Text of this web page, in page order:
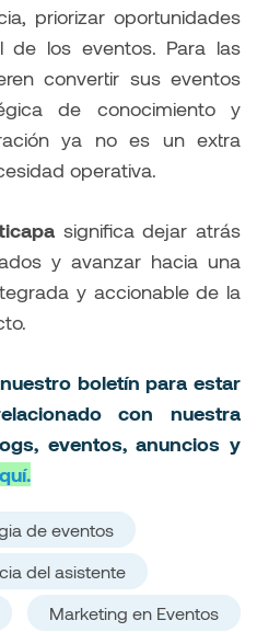
priorizar oportunidades
los eventos. Para las
convertir sus eventos
de conocimiento y
ya no es un extra
operativa.
significa dejar atrás
y avanzar hacia una
y accionable de la
boletín para estar
con nuestra
eventos, anuncios y
de eventos
del asistente
Marketing en Eventos